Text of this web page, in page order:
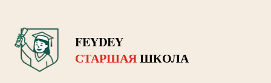
FEYDEY
СТАРШАЯШКОЛА